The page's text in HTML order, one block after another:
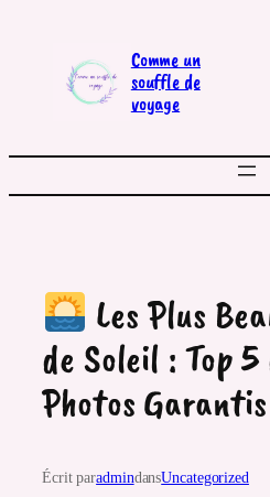
contenu
Comme un
souffle de
voyage
Les Plus
de Soleil : Top
Photos Garantis
Écrit paradmindansUncategorized